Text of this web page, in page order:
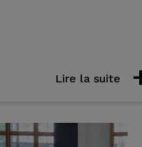
Lire la suite